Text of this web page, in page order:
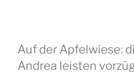
Auf der Apfelwiese:
Andrea leisten